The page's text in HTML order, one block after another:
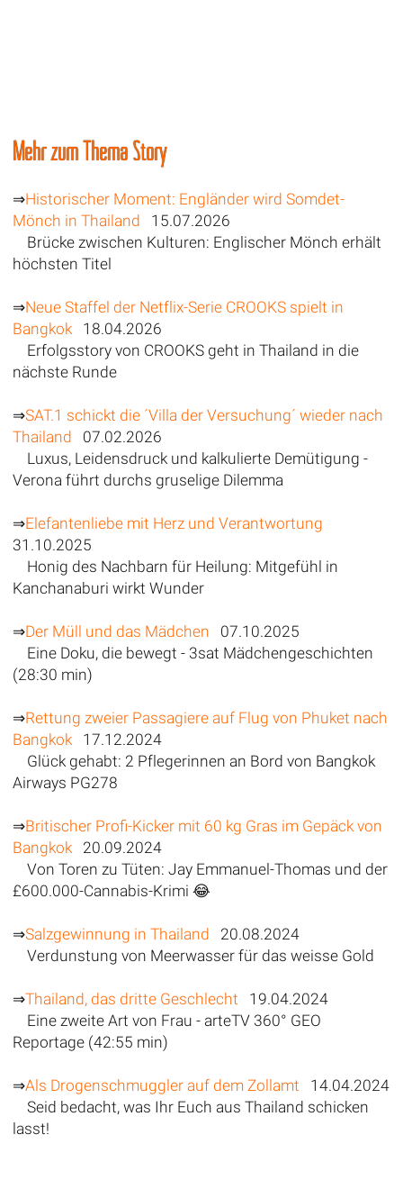
Mehr zum Thema Story
⇒Historischer Moment: Engländer wird Somdet-
Mönch in Thailand 15.07.2026
Brücke zwischen Kulturen: Englischer Mönch erhält
höchsten Titel
⇒Neue Staffel der Netflix-Serie CROOKS spielt in
Bangkok18.04.2026
Erfolgsstory von CROOKS geht in Thailand in die
nächste Runde
⇒SAT.1 schickt die ´Villa der Versuchung´ wieder nach
Thailand 07.02.2026
Luxus, Leidensdruck und kalkulierte Demütigung -
Verona führt durchs gruselige Dilemma
⇒Elefantenliebe mit Herz und Verantwortung
31.10.2025
Honig des Nachbarn für Heilung: Mitgefühl in
Kanchanaburi wirkt Wunder
⇒Der Müll und das Mädchen 07.10.2025
Eine Doku, die bewegt - 3sat Mädchengeschichten
(28:30 min)
⇒Rettung zweier Passagiere auf Flug von Phuket nach
Bangkok17.12.2024
Glück gehabt: 2 Pflegerinnen an Bord von Bangkok
Airways PG278
⇒Britischer Profi-Kicker mit 60 kg Gras im Gepäck von
Bangkok20.09.2024
Von Toren zu Tüten: Jay Emmanuel-Thomas und der
£600.000-Cannabis-Krimi 😂
⇒Salzgewinnung in Thailand 20.08.2024
Verdunstung von Meerwasser für das weisse Gold
⇒Thailand, das dritte Geschlecht 19.04.2024
Eine zweite Art von Frau - arteTV 360° GEO
Reportage (42:55 min)
⇒Als Drogenschmuggler auf dem Zollamt 14.04.2024
Seid bedacht, was Ihr Euch aus Thailand schicken
lasst!